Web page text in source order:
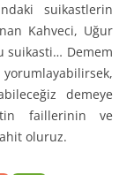
suikastlerin
Kahveci, Uğur
suikasti… Demem
demeye
faillerinin ve
oluruz.